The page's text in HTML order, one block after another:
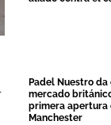
Padel Nuestro
mercado
primera apertura
Manchester